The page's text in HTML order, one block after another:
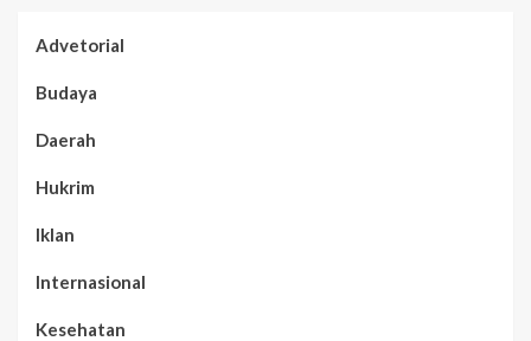
Advetorial
Budaya
Daerah
Hukrim
Iklan
Internasional
Kesehatan